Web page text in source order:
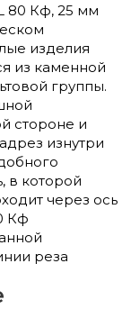
80 Кф, 25 мм
изделия
из каменной
группы.
стороне и
изнутри
в которой
через ось
Кф
реза